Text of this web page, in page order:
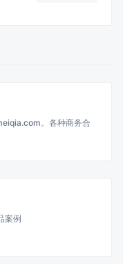
。各种商务合
案例